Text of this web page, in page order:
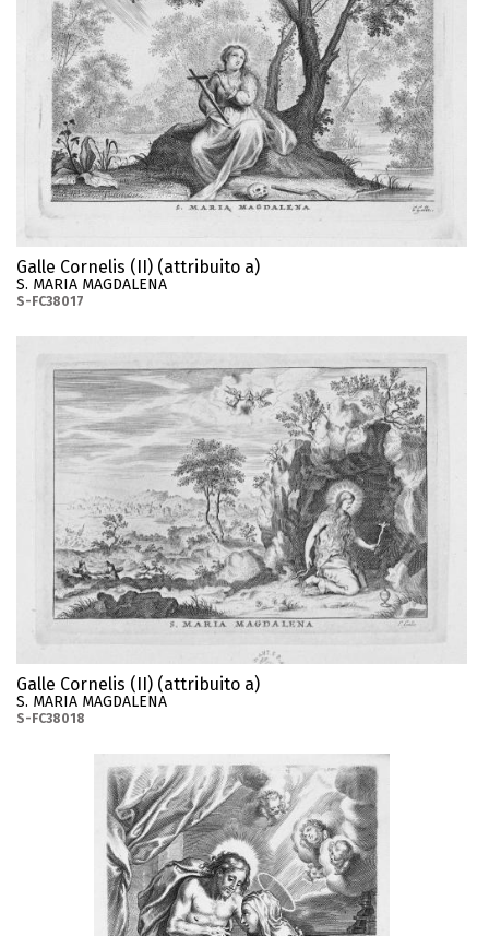
Galle Cornelis (II) (attribuito a)
S. MARIA MAGDALENA
S-FC38017
Galle Cornelis (II) (attribuito a)
S. MARIA MAGDALENA
S-FC38018